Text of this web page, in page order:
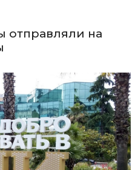
отправляли на